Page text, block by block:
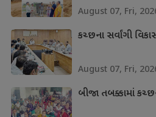
August 07, Fri,
કચ્છના સર્વાંગી
August 07, Fri,
બીજા તબક્કામાં